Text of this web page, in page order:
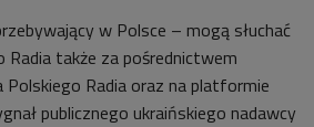
w Polsce – mogą słuchać
Radia także za pośrednictwem
Radia oraz na platformie
publicznego ukraińskiego nadawcy